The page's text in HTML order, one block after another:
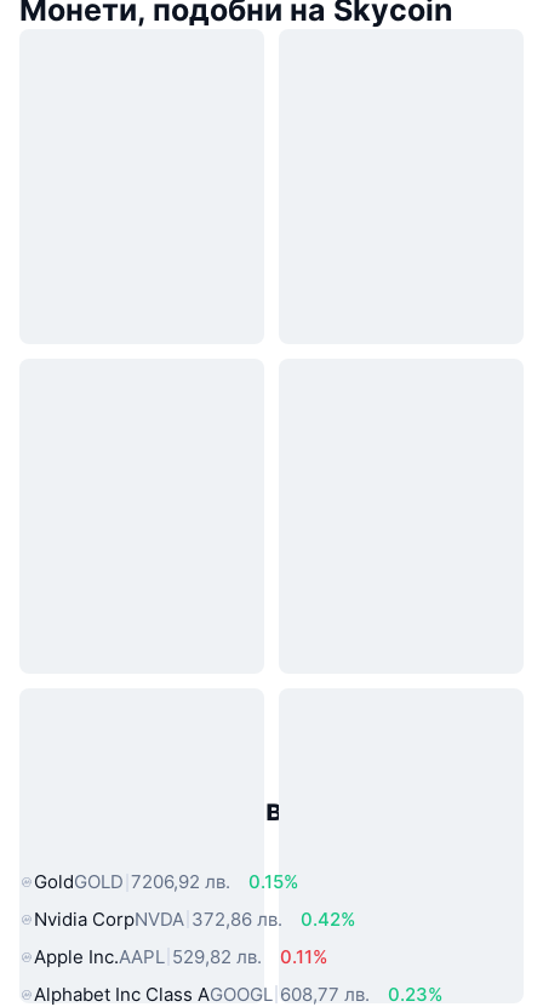
Монети, подобни на Skycoin
Популярни активи от реалния
GoldGOLD 7206,92 лв.
0.15%
Nvidia CorpNVDA 372,86 лв.
0.42%
Apple Inc.AAPL 529,82 лв.
0.11%
Alphabet Inc Class AGOOGL 608,77 лв.
0.23%